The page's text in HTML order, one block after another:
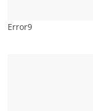
Error9